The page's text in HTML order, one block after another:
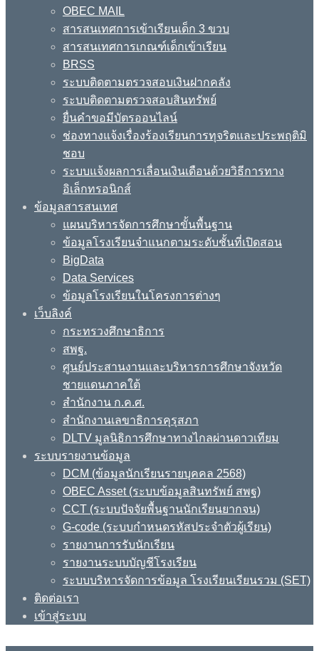
OBEC MAIL
สารสนเทศการเข้าเรียนเด็ก 3 ขวบ
สารสนเทศการเกณฑ์เด็กเข้าเรียน
BRSS
ระบบติดตามตรวจสอบเงินฝากคลัง
ระบบติดตามตรวจสอบสินทรัพย์
ยื่นคำขอมีบัตรออนไลน์
ช่องทางแจ้งเรื่องร้องเรียนการทุจริตและประพฤติมิ
ชอบ
ระบบแจ้งผลการเลื่อนเงินเดือนด้วยวิธีการทาง
อิเล็กทรอนิกส์
ข้อมูลสารสนเทศ
แผนบริหารจัดการศึกษาขั้นพื้นฐาน
ข้อมูลโรงเรียนจำแนกตามระดับชั้นที่เปิดสอน
BigData
Data Services
ข้อมูลโรงเรียนในโครงการต่างๆ
เว็บลิงค์
กระทรวงศึกษาธิการ
สพฐ.
ศูนย์ประสานงานและบริหารการศึกษาจังหวัด
ชายแดนภาคใต้
สำนักงาน ก.ค.ศ.
สำนักงานเลขาธิการคุรุสภา
DLTV มูลนิธิการศึกษาทางไกลผ่านดาวเทียม
ระบบรายงานข้อมูล
DCM (ข้อมูลนักเรียนรายบุคคล 2568)
OBEC Asset (ระบบข้อมูลสินทรัพย์ สพฐ)
CCT (ระบบปัจจัยพื้นฐานนักเรียนยากจน)
G-code (ระบบกำหนดรหัสประจำตัวผู้เรียน)
รายงานการรับนักเรียน
รายงานระบบบัญชีโรงเรียน
ระบบบริหารจัดการข้อมูล โรงเรียนเรียนรวม (SET)
ติดต่อเรา
เข้าสู่ระบบ